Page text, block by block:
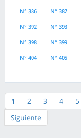
N° 386 N° 387
N° 392 N° 393
N° 398 N° 399
N° 404 N° 405
1 2 3 4 5
Siguiente